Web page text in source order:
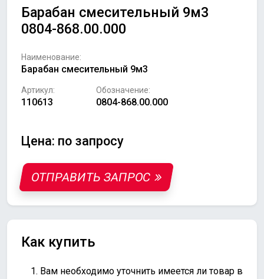
Барабан смесительный 9м3
0804-868.00.000
Наименование:
Барабан смесительный 9м3
Артикул:
110613
Обозначение:
0804-868.00.000
Цена: по запросу
ОТПРАВИТЬ ЗАПРОС
Как купить
Вам необходимо уточнить имеется ли товар в